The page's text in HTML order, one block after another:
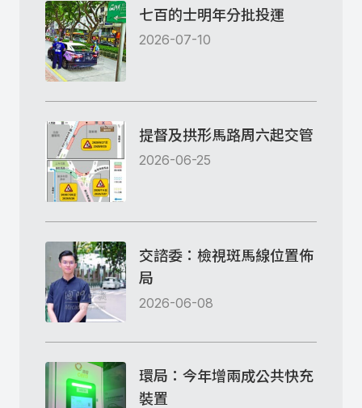
七百的士明年分批投運
2026-07-10
提督及拱形馬路周六起交管
2026-06-25
交諮委：檢視斑馬線位置佈
局
2026-06-08
環局：今年增兩成公共快充
裝置